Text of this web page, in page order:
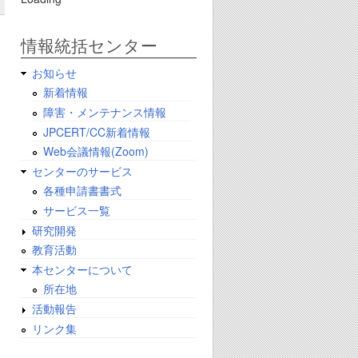
情報統括センター
お知らせ
新着情報
障害・メンテナンス情報
JPCERT/CC新着情報
Web会議情報(Zoom)
センターのサービス
各種申請書書式
サービス一覧
研究開発
教育活動
本センターについて
所在地
活動報告
リンク集